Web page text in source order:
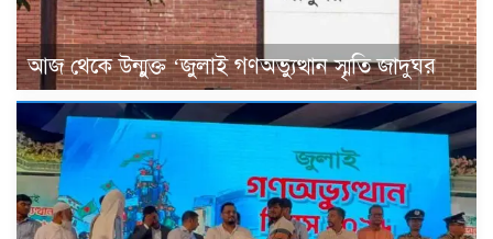
আজ থেকে উন্মুক্ত ‘জুলাই গণঅভ্যুত্থান স্মৃতি জাদুঘর